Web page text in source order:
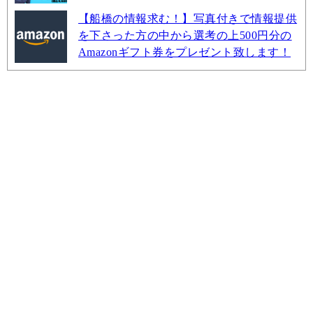
【船橋の情報求む！】写真付きで情報提供
を下さった方の中から選考の上500円分の
Amazonギフト券をプレゼント致します！